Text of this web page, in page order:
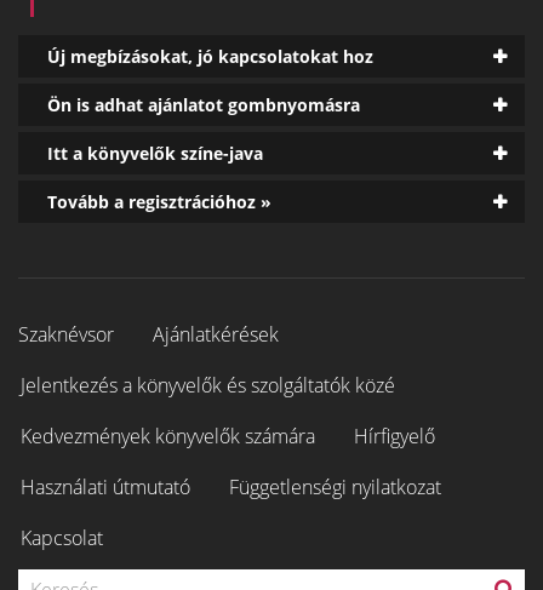
Új megbízásokat, jó kapcsolatokat hoz
Ön is adhat ajánlatot gombnyomásra
Itt a könyvelők színe-java
Tovább a regisztrációhoz »
Szaknévsor
Ajánlatkérések
Jelentkezés a könyvelők és szolgáltatók közé
Kedvezmények könyvelők számára
Hírfigyelő
Használati útmutató
Függetlenségi nyilatkozat
Kapcsolat